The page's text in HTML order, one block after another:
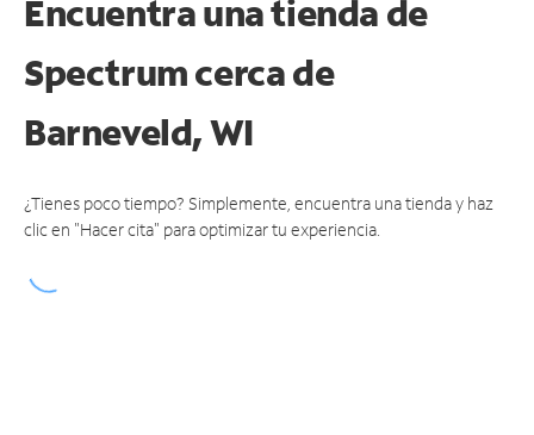
Encuentra una tienda de
Spectrumcerca de
Barneveld, WI
¿Tienes poco tiempo? Simplemente, encuentra una tienda y haz
clic en "Hacer cita" para optimizar tu experiencia.